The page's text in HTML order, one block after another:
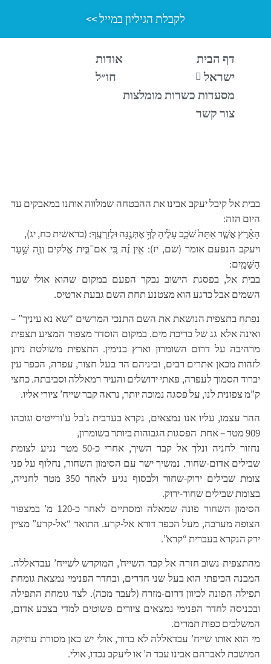
לקבלת הגיליון במייל >>
דף הבית
אודות
ישראל
חו״ל
מסעדות כשרות מומלצות
צור קשר
שא נא עיניך
מאת: שבתאי שירן, מורשת הגליל
בבית אל קיבל יעקב אבינו את ההבטחה שמלווה אותנו במאבקים עד
היום הזה:
הָאָ֗רֶץ אֲשֶׁ֤ר אַתָּה֙ שֹׁכֵ֣ב עָלֶ֔יהָ לְךָ֥ אֶתְּנֶ֖נָּה וּלְזַרְעֶֽךָ: (בראשית כח, יג),
ויעקב הנפעם אומר (שם, יז): אֵ֣ין זֶ֗ה כִּ֚י אִם־בֵּ֣ית אֱלֹקים וְזֶ֖ה שַׁ֥עַר
הַשָּׁמָֽיִם:
בבית אל, בפסגת הישוב נבקר הפעם במקום שהוא אולי שער
השמים אבל כרגע הוא מצטנע תחת השם גבעת ארטיס.
נפתח בתצפית הנושאת את השם התנכי המרשים “שא נא עיניך” –
ואינה אלא גג של בריכת מים. במקום הוסדר מצפור המציע תצפית
מרהיבה על דרום השומרון וארץ בנימין. התצפית משולטת ניתן
לזהות מכאן אתרים רבים, וביניהם הר בעל חצור, עפרה, הכפר עין
יברוד הסמוך לעפרה, פאתי ירושלים והעיר רמאללה וסביבתה. כחצי
ק”מ צפונית לנו, על פסגה נמוכה יותר, נראה קבר שייח’ ציורי אליו.
ההר עצמו, עליו אנו נמצאים, נקרא בערבית ג’בל ע’ורייטיס וגובהו
909 מטר – אחת הפסגות הגבוהות ביותר בשומרון,
נחזור לחניה ונלך אל קבר השיך, אחרי כ-50 מטר נגיע לצומת
שבילים אדום-שחור. נמשיך ישר עם הסימון השחור, נחלוף על פני
צומת שבילים ירוק-שחור ולבסוף נגיע לאחר 350 מטר לחנייה,
בצומת שבילים שחור-ירוק.
הסימון השחור פונה שמאלה ומסתיים לאחר כ-120 מ’ במצפור
הצופה מערבה, מעל הכפר דורא אל-קרע. התואר “אל-קרע” מציין
ירק הנקרא בעברית “קרא”.
מהתצפית נשוב חזרה אל קבר השייח’, המוקדש לשייח’ עבדאללה.
המבנה הכיפתי הוא בעל שני חדרים, ובחדר הפנימי נמצאת גומחת
תפילה הפונה לכיוון דרום-מזרח (לעבר מכה). לצד גומחת התפילה
ובכניסה לחדר הפנימי נמצאים ציורים פשוטים למדי בצבע אדום,
המשלבים כפות תמרים.
מי הוא אותו שייח’ עבדאללה לא ברור, אולי יש כאן מסורת עתיקה
המושכת לאברהם אבינו עבד ה’ או ליעקב נכדו, אולי.